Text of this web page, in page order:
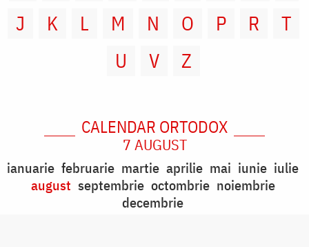
J
K L M N O P R
T
U
V Z
CALENDAR ORTODOX
7 AUGUST
ianuarie februarie martie aprilie mai iunie iulie
august septembrie octombrie noiembrie
decembrie